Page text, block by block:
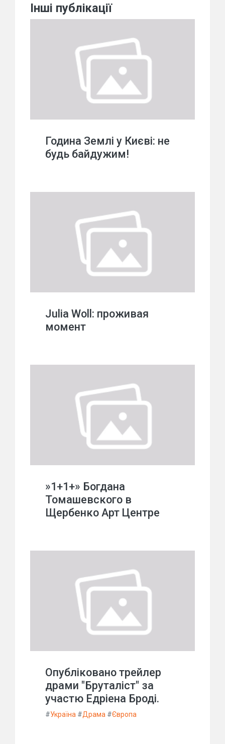
Інші публікації
Година Землі у Києві: не
будь байдужим!
Julia Woll: проживая
момент
»1+1+» Богдана
Томашевского в
Щербенко Арт Центре
Опубліковано трейлер
драми "Бруталіст" за
участю Едріена Броді.
#Україна #Драма #Європа